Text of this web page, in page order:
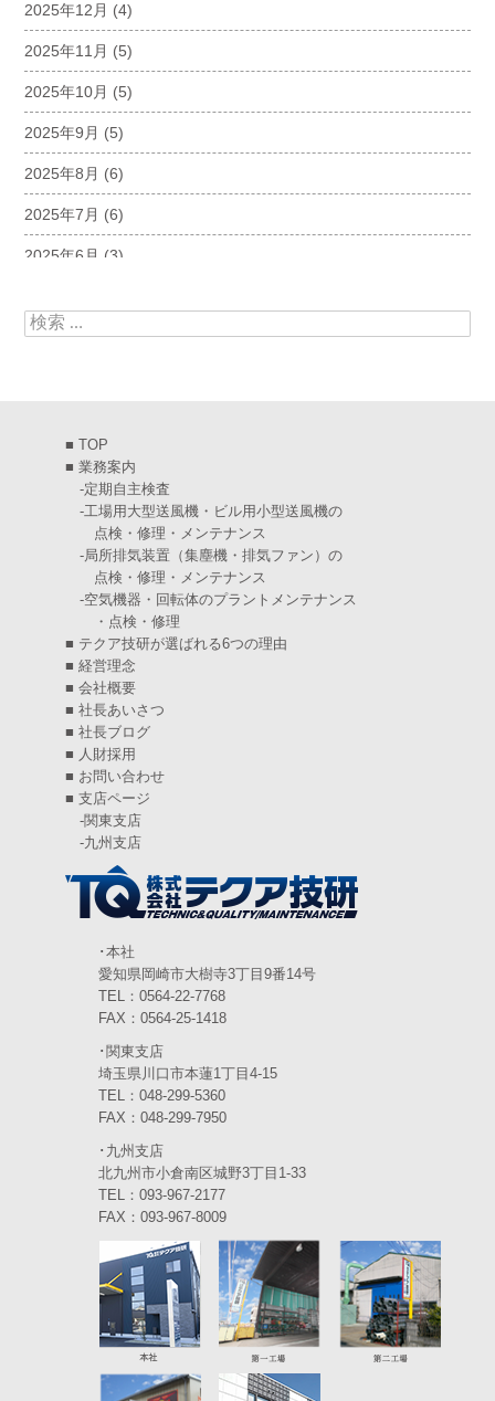
2025年12月 (4)
2025年11月 (5)
2025年10月 (5)
2025年9月 (5)
2025年8月 (6)
2025年7月 (6)
2025年6月 (3)
2025年4月(5)
2025年1月(7)
2024年12月(4)
2024年11月(6)
2024年10月(5)
2024年9月(4)
2024年8月(5)
2024年7月(6)
2024年6月(4)
2024年5月(5)
2024年4月(5)
(6)
2024年2月(4)
(6)
2023年12月(3)
2023年10月(3)
2023年9月(4)
(3)
2023年7月(5)
(5)
(5)
検索:
■ TOP
■ 業務案内
-定期自主検査
-工場用大型送風機・ビル用小型送風機の
点検・修理・メンテナンス
-局所排気装置（集塵機・排気ファン）の
点検・修理・メンテナンス
-空気機器・回転体のプラントメンテナンス
・点検・修理
■ テクア技研が選ばれる6つの理由
■ 経営理念
■ 会社概要
■ 社長あいさつ
■ 社長ブログ
■ 人財採用
■ お問い合わせ
■ 支店ページ
-関東支店
-九州支店
･本社
愛知県岡崎市大樹寺3丁目9番14号
TEL：0564-22-7768
FAX：0564-25-1418
･関東支店
埼玉県川口市本蓮1丁目4-15
TEL：048-299-5360
FAX：048-299-7950
･九州支店
北九州市小倉南区城野3丁目1-33
TEL：093-967-2177
FAX：093-967-8009